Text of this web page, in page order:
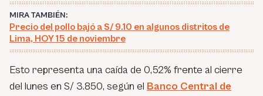
MIRA TAMBIÉN:
Precio del pollo bajó a S/ 9.10 en algunos distritos de
Lima, HOY 15 de noviembre
Esto representa una caída de 0,52% frente al cierre
del lunes en S/ 3.850, según el Banco Central de